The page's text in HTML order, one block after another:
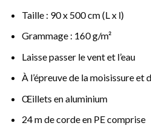
Taille : 90 x 500 cm (L x l)
Grammage : 160 g/m²
Laisse passer le vent et l’eau
À l’épreuve de la moisissure et
Œillets en aluminium
24 m de corde en PE comprise